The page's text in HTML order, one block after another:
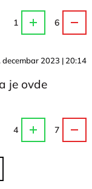
1 6
decembar 2023 | 20:14
je ovde
4 7